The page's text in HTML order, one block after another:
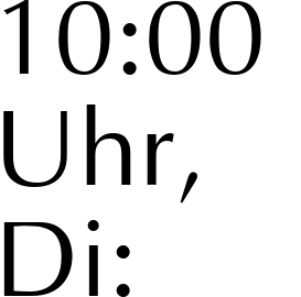
10:00
Uhr,
Di: